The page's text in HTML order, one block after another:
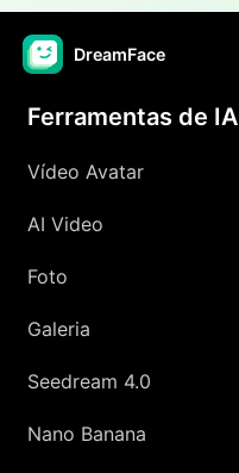
DreamFace
Ferramentas de IA
Vídeo Avatar
AI Video
Foto
Galeria
Seedream 4.0
Nano Banana